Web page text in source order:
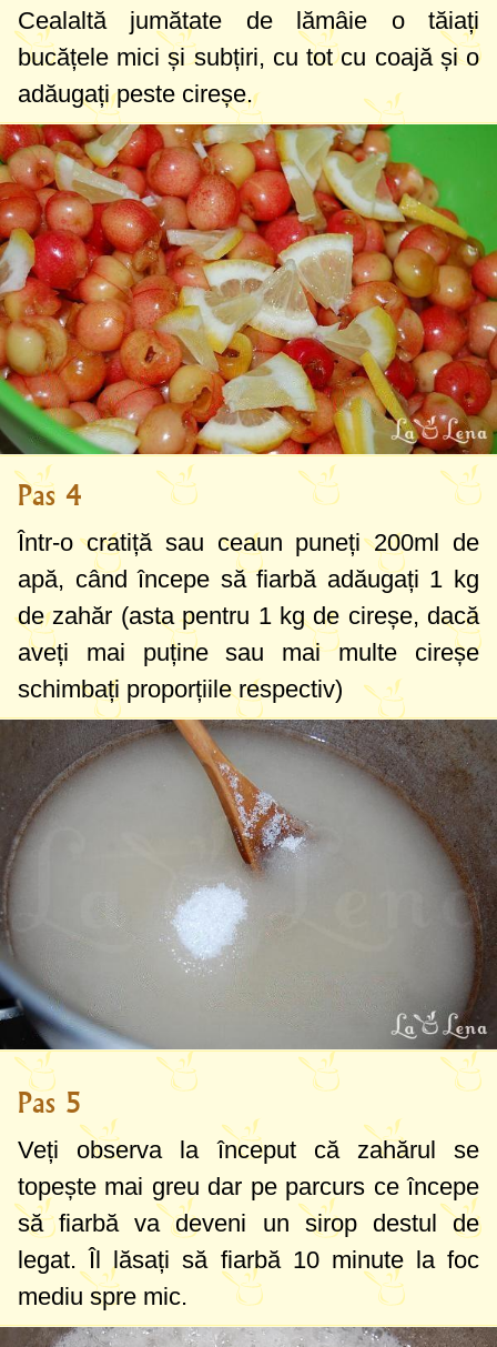
Cealaltă jumătate de lămâie o tăiați
bucățele mici și subțiri, cu tot cu coajă și o
adăugați peste cireșe.
Pas 4
Într-o cratiță sau ceaun puneți200ml de
apă, când începe să fiarbă adăugați 1 kg
de zahăr (asta pentru 1 kgde cireșe, dacă
aveți mai puține sau mai multe cireșe
schimbați proporțiile respectiv)
Pas 5
Veți observa la început că zahărul se
topește mai greu dar pe parcurs ce începe
să fiarbă va deveni un sirop destul de
legat. Îl lăsați să fiarbă 10 minute la foc
mediu spre mic.